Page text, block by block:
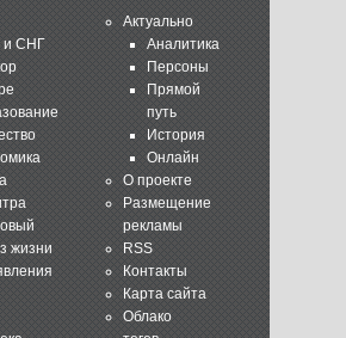
и СНГ
жизни
Актуально
Аналитика
Персоны
Прямой
путь
История
Онлайн
О проекте
Размещение
рекламы
RSS
Контакты
Карта сайта
Облако